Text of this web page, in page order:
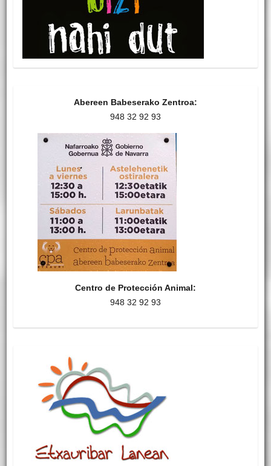
Abereen Babeserako Zentroa:
948 32 92 93
Centro de Protección Animal:
948 32 92 93